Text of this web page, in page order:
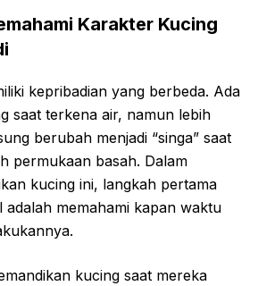
Karakter Kucing
kepribadian yang berbeda. Ada
saat terkena air, namun lebih
berubah menjadi “singa” saat
permukaan basah. Dalam
kucing ini, langkah pertama
adalah memahami kapan waktu
kucing saat mereka